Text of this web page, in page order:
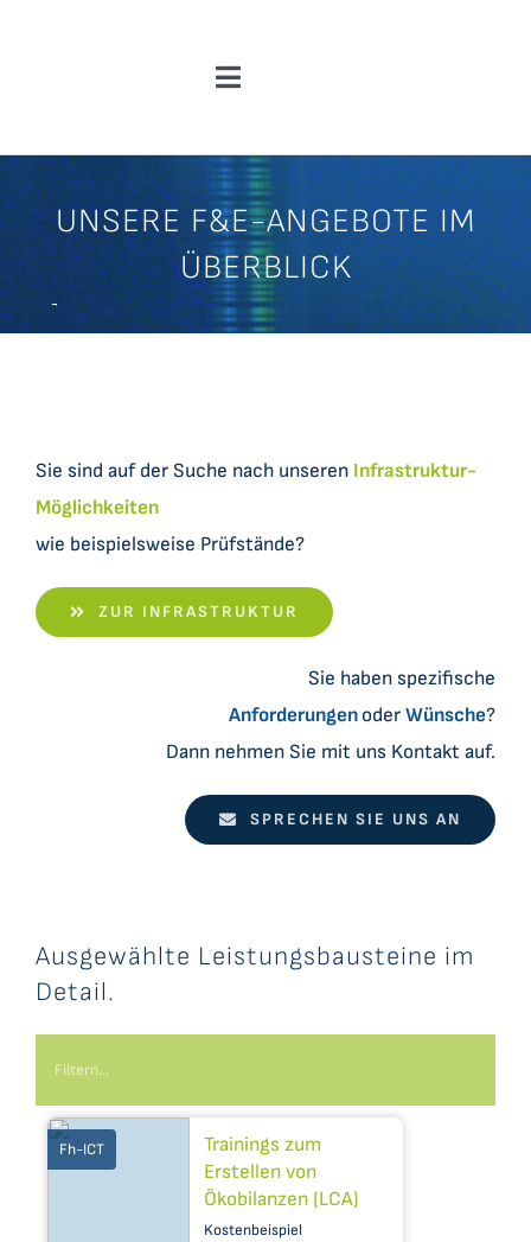
Toggle
Über Uns
News
F&E-Angebote
Einblicke
Datensätze
UNSERE F&E-ANGEBOTE IM
ÜBERBLICK
Sie sind auf der Suche nach unseren Infrastruktur-
Möglichkeiten
wie beispielsweise Prüfstände?
ZUR INFRASTRUKTUR
Sie haben spezifische
Anforderungen oderWünsche?
Dann nehmen Sie mit uns Kontakt auf.
SPRECHEN SIE UNS AN
Ausgewählte Leistungsbausteine im
Detail.
Fh-ICT
Trainings zum
Erstellen von
Ökobilanzen (LCA)
Kostenbeispiel